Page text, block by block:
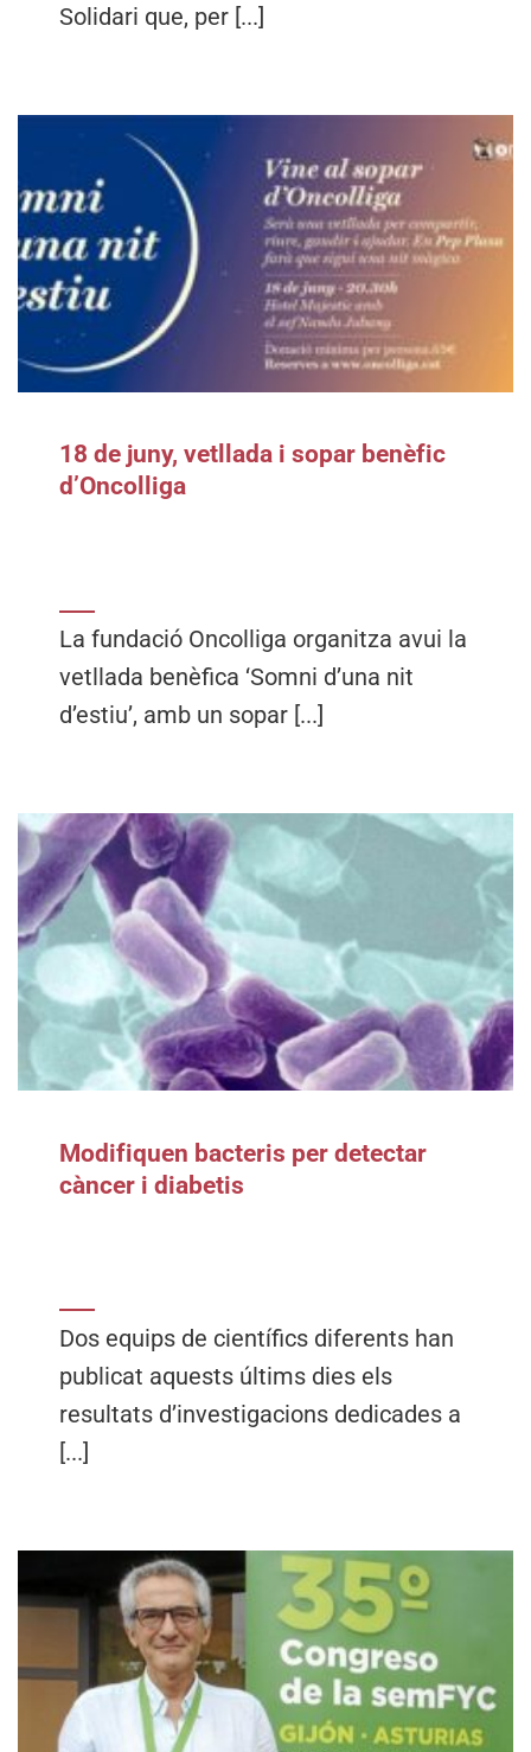
Solidari que, per [...]
18 de juny, vetllada i sopar benèfic
d’Oncolliga
La fundació Oncolliga organitza avui la
vetllada benèfica ‘Somni d’una nit
d’estiu’, amb un sopar [...]
Modifiquen bacteris per detectar
càncer i diabetis
Dos equips de científics diferents han
publicat aquests últims dies els
resultats d’investigacions dedicades a
[...]